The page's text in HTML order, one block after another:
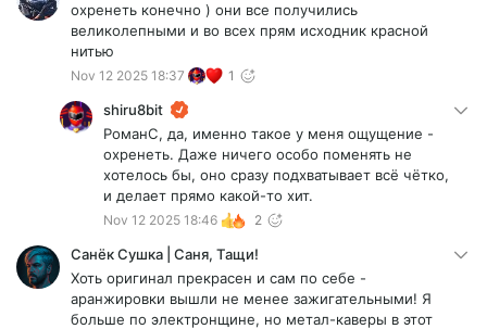
охренеть конечно ) они все получились
великолепными и во всех прям исходник красной
нитью
Nov 12 2025 18:37 1
shiru8bit
РоманC, да, именно такое у меня ощущение -
охренеть. Даже ничего особо поменять не
хотелось бы, оно сразу подхватывает всё чётко,
и делает прямо какой-то хит.
Nov 12 2025 18:46 2
Санёк Сушка | Саня, Тащи!
Хоть оригинал прекрасен и сам по себе -
аранжировки вышли не менее зажигательными! Я
больше по электронщине, но метал-каверы в этот